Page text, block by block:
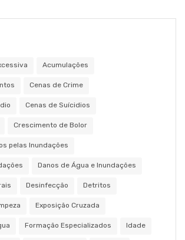
Acumulações
Cenas de Crime
Cenas de Suícidios
Crescimento de Bolor
pelas Inundações
Danos de Água e Inundações
Desinfecção Detritos
Exposição Cruzada
Formação Especializados Idade